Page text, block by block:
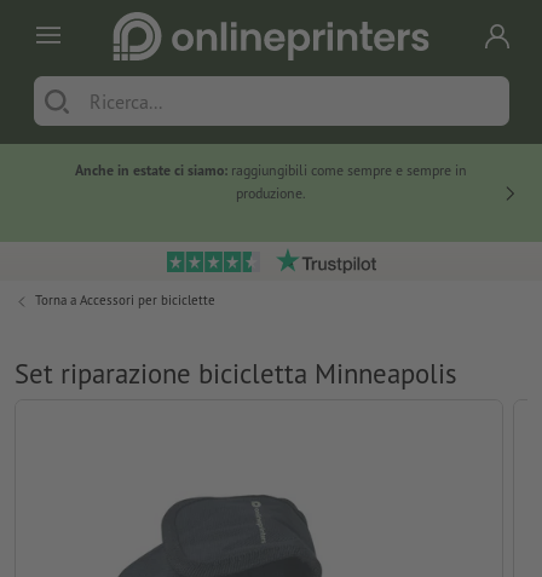
Anche in estate ci siamo: raggiungibili come sempre e sempre in
produzione.
Torna a Accessori per biciclette
Set riparazione bicicletta Minneapolis